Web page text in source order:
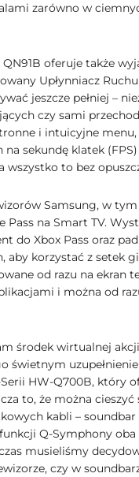
zarówno w
oferuje także
Upłynniacz
jeszcze pełniej –
czy sami
i intuicyjne
sekundę klatek
wszystko to bez
Samsung, w tym
Pass na Smart TV.
do Xbox Pass oraz
aby korzystać z setek
od razu na ekran
i można od
środek wirtualnej
świetnym
HW-Q700B, który
to, że można
kabli – soundbar
Q-Symphony oba
musieliśmy
czy w